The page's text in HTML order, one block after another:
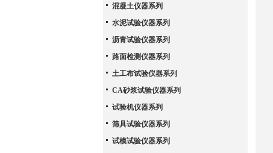
混凝土仪器系列
水泥试验仪器系列
沥青试验仪器系列
路面检测仪器系列
土工布试验仪器系列
CA砂浆试验仪器系列
试验机仪器系列
筛具试验仪器系列
试模试验仪器系列